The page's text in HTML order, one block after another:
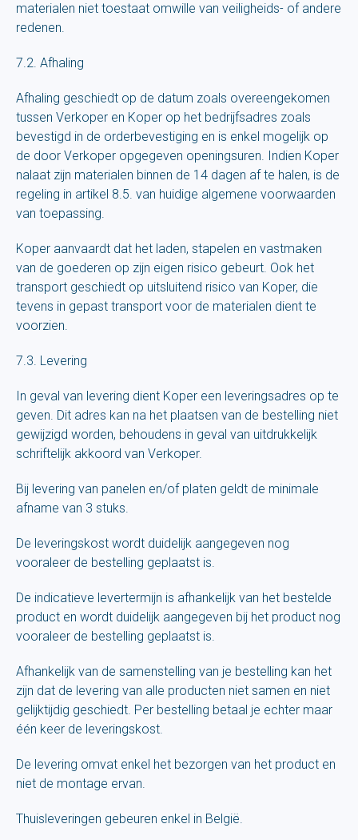
materialen niet toestaat omwille van veiligheids- of andere
redenen.
7.2. Afhaling
Afhaling geschiedt op de datum zoals overeengekomen
tussen Verkoper en Koper op het bedrijfsadres zoals
bevestigd in de orderbevestiging en is enkel mogelijk op
de door Verkoper opgegeven openingsuren. Indien Koper
nalaat zijn materialen binnen de 14 dagen af te halen, is de
regeling in artikel 8.5. van huidige algemene voorwaarden
van toepassing.
Koper aanvaardt dat het laden, stapelen en vastmaken
van de goederen op zijn eigen risico gebeurt. Ook het
transport geschiedt op uitsluitend risico van Koper, die
tevens in gepast transport voor de materialen dient te
voorzien.
7.3. Levering
In geval van levering dient Koper een leveringsadres op te
geven. Dit adres kan na het plaatsen van de bestelling niet
gewijzigd worden, behoudens in geval van uitdrukkelijk
schriftelijk akkoord van Verkoper.
Bij levering van panelen en/of platen geldt de minimale
afname van 3 stuks.
De leveringskost wordt duidelijk aangegeven nog
vooraleer de bestelling geplaatst is.
De indicatieve levertermijn is afhankelijk van het bestelde
product en wordt duidelijk aangegeven bij het product nog
vooraleer de bestelling geplaatst is.
Afhankelijk van de samenstelling van je bestelling kan het
zijn dat de levering van alle producten niet samen en niet
gelijktijdig geschiedt. Per bestelling betaal je echter maar
één keer de leveringskost.
De levering omvat enkel het bezorgen van het product en
niet de montage ervan.
Thuisleveringen gebeuren enkel in België.